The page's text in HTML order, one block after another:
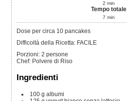
2 min
Tempo totale
7 min
Dose per circa 10 pancakes
Difficoltà della Ricetta: FACILE
Porzioni:2 persone
Chef: Polvere di Riso
Ingredienti
100 g albumi